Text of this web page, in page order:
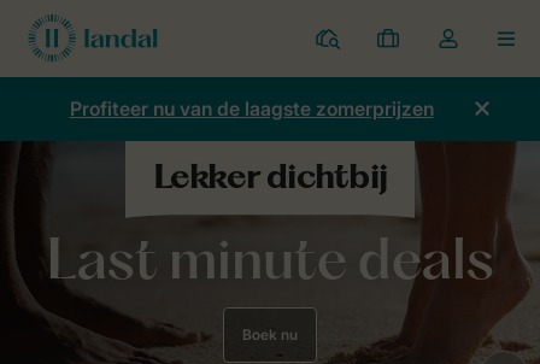
Parken
Mijn
boekingen
Open
de
dropdown
Profiteer nu van de laagste zomerprijzen
Last minute deals
Boek nu